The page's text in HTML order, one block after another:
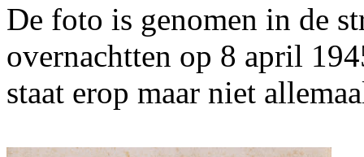
De foto is genomen in de
overnachtten op 8 april
staat erop maar niet